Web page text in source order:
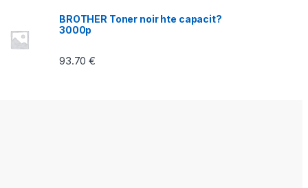
BROTHER Toner noir hte capacit?
3000p
93.70€